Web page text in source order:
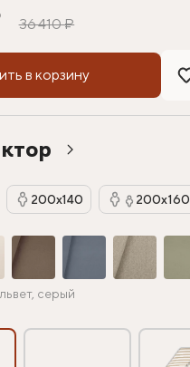
36 410 ₽
в корзину
200х140 200х160
серый